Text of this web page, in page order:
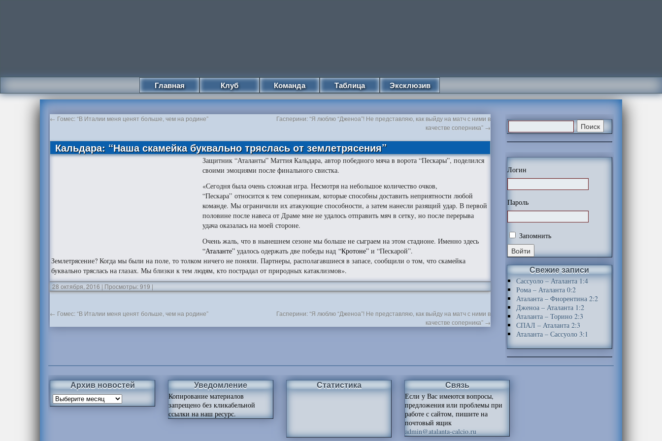
Главная Клуб Команда Таблица Эксклюзив
← Гомес: “В Италии меня ценят больше, чем на родине”
Гасперини: “Я люблю “Дженоа”! Не представляю, как выйду на матч с ними в
качестве соперника” →
Кальдара: “Наша скамейка буквально тряслась от землетрясения”
Защитник “Аталанты” Маттия Кальдара, автор победного мяча в ворота “Пескары”, поделился
своими эмоциями после финального свистка.
«Сегодня была очень сложная игра. Несмотря на небольшое количество очков,
“Пескара” относится к тем соперникам, которые способны доставить неприятности любой
команде. Мы ограничили их атакующие способности, а затем нанесли разящий удар. В первой
половине после навеса от Драме мне не удалось отправить мяч в сетку, но после перерыва
удача оказалась на моей стороне.
Очень жаль, что в нынешнем сезоне мы больше не сыграем на этом стадионе. Именно здесь
“Аталанте”удалось одержать две победы над“Кротоне” и “Пескарой”.
Землетрясение? Когда мы были на поле, то толком ничего не поняли. Партнеры, располагавшиеся в запасе, сообщили о том, что скамейка
буквально тряслась на глазах. Мы близки к тем людям, кто пострадал от природных катаклизмов».
28 октября, 2016 | Просмотры: 919 |
← Гомес: “В Италии меня ценят больше, чем на родине”
Гасперини: “Я люблю “Дженоа”! Не представляю, как выйду на матч с ними в
качестве соперника” →
Логин
Пароль
Запомнить
Свежие записи
Сассуоло – Аталанта 1:4
Рома – Аталанта 0:2
Аталанта – Фиорентина 2:2
Дженоа – Аталанта 1:2
Аталанта – Торино 2:3
СПАЛ – Аталанта 2:3
Аталанта – Сассуоло 3:1
Архив новостей Уведомление
Копирование материалов
запрещено без кликабельной
ссылки на наш ресурс.
Статистика Связь
Если у Вас имеются вопросы,
предложения или проблемы при
работе с сайтом, пишите на
почтовый ящик
admin@atalanta-calcio.ru